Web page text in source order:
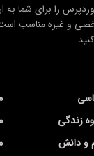
را برای شما به
و غیره مناسب
زندگی
و دانش